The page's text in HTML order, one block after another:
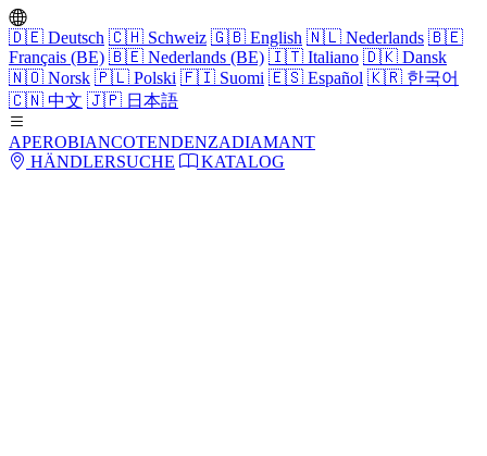
🇩🇪 Deutsch 🇨🇭 Schweiz 🇬🇧 English 🇳🇱 Nederlands 🇧🇪
Français (BE) 🇧🇪 Nederlands (BE) 🇮🇹 Italiano 🇩🇰 Dansk
🇳🇴 Norsk 🇵🇱 Polski 🇫🇮 Suomi 🇪🇸 Español 🇰🇷 한국어
🇨🇳 中文 🇯🇵 日本語
APEROBIANCOTENDENZADIAMANT
HÄNDLERSUCHE
KATALOG